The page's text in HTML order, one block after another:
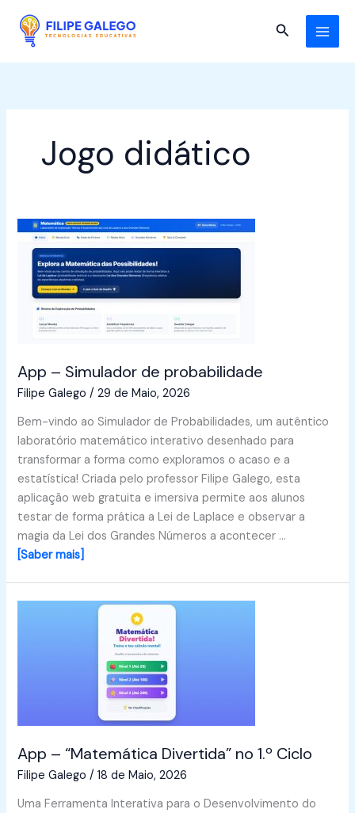
content
Search
Jogo didático
App – Simulador de probabilidade
Filipe Galego/29 de Maio, 2026
Bem-vindo ao Simulador de Probabilidades, um autêntico
laboratório matemático interativo desenhado para
transformar a forma como exploramos o acaso e a
estatística! Criada pelo professor Filipe Galego, esta
aplicação web gratuita e imersiva permite aos alunos
testar de forma prática a Lei de Laplace e observar a
magia da Lei dos Grandes Números a acontecer …
[Saber mais]
App – “Matemática Divertida” no 1.º Ciclo
Filipe Galego/18 de Maio, 2026
Uma Ferramenta Interativa para o Desenvolvimento do